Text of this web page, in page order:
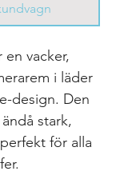
en vacker,
i läder
design. Den
stark,
för alla